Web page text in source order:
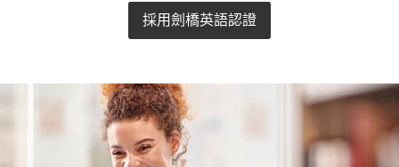
採用劍橋英語認證